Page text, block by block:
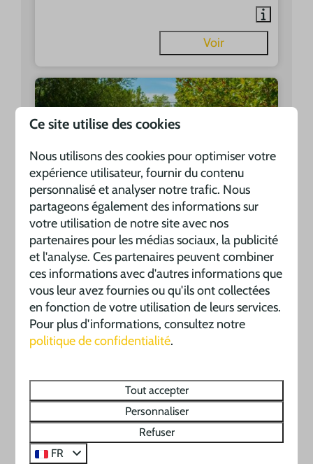
Voir
A partir de
801 €
693 €
7 nuits
Bungalowtent Barcelona
Espagne, Girona, Garriguella
6
Réfrigérateur avec
congélateur séparé
Ensemble de terrasse
Ce site utilise des cookies
Nous utilisons des cookies pour optimiser votre
expérience utilisateur, fournir du contenu
personnalisé et analyser notre trafic. Nous
partageons également des informations sur
votre utilisation de notre site avec nos
partenaires pour les médias sociaux, la publicité
et l'analyse. Ces partenaires peuvent combiner
ces informations avec d'autres informations que
vous leur avez fournies ou qu'ils ont collectées
en fonction de votre utilisation de leurs services.
Pour plus d'informations, consultez notre
politique de confidentialité.
Tout accepter
Personnaliser
Refuser
FR